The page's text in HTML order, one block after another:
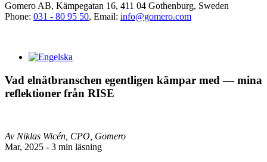
Gomero AB, Kämpegatan 16, 411 04 Gothenburg, Sweden
Phone: 031 - 80 95 50, Email: info@gomero.com
Vad elnätbranschen egentligen kämpar med — mina
reflektioner från RISE
Av Niklas Wicén, CPO, Gomero
Mar, 2025 - 3 min läsning